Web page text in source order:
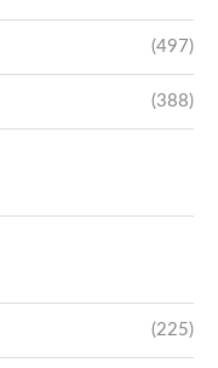
(497)
(388)
(225)